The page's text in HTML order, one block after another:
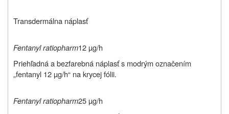
Transdermálna náplasť
Fentanyl ratiopharm12 µg/h
Priehľadná a bezfarebná náplasť s modrým označením
„fentanyl 12 µg/h“ na krycej fólii.
Fentanyl ratiopharm25 µg/h